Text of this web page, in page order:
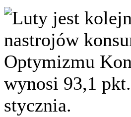
Luty jest
nastrojów
Optymizmu
wynosi 93,1
stycznia.